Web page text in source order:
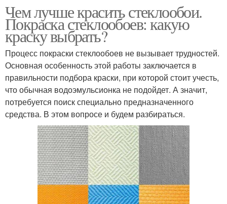
Чем лучше красить стеклообои.
Покраска стеклообоев: какую
краску выбрать?
Процесс покраски стеклообоев не вызывает трудностей.
Основная особенность этой работы заключается в
правильности подбора краски, при которой стоит учесть,
что обычная водоэмульсионка не подойдет. А значит,
потребуется поиск специально предназначенного
средства. В этом вопросе и будем разбираться.